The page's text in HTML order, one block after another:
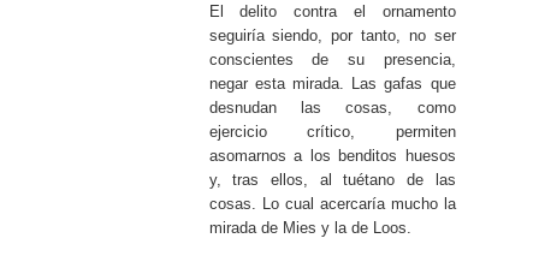
El delito contra el ornamento
seguiría siendo, por tanto, no ser
conscientes de su presencia,
negar esta mirada. Las gafas que
desnudan las cosas, como
ejercicio crítico, permiten
asomarnos a los benditos huesos
y, tras ellos, al tuétano de las
cosas. Lo cual acercaría mucho la
mirada de Mies y la de Loos.